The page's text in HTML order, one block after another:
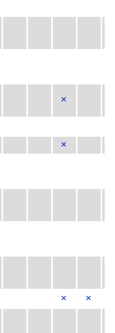
×
×
× ×